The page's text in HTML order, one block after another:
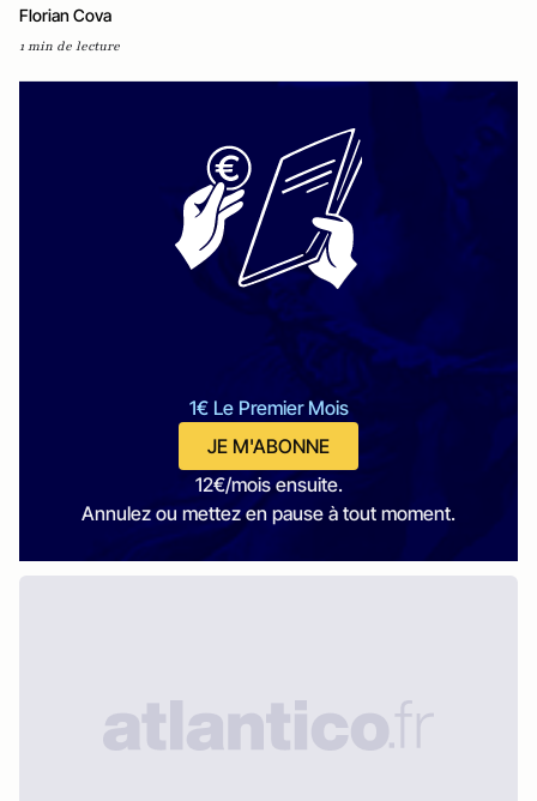
Florian Cova
1 min de lecture
1€ Le Premier Mois
JE M'ABONNE
12€/mois ensuite.
Annulez ou mettez en pause à tout moment.